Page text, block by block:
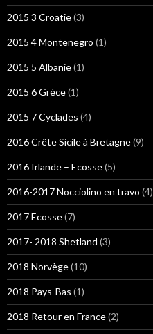
2015 3 Croatie(3)
2015 4 Montenegro (1)
2015 5 Albanie(1)
2015 6 Grèce(1)
2015 7 Cyclades (4)
2016 Crête Sicile à Bretagne(9)
2016 Irlande – Ecosse(5)
2016-2017 Nocciolino en travo (4)
2017 Ecosse(7)
2017- 2018 Shetland (3)
2018 Norvège(10)
2018 Pays-Bas (1)
2018 Retour en France(2)